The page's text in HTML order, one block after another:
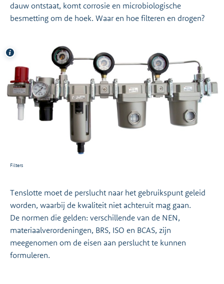
dauw ontstaat, komt corrosie en microbiologische
besmetting om de hoek. Waar en hoe filteren en drogen?
Filters
Tenslotte moet de perslucht naar het gebruikspunt geleid
worden, waarbij de kwaliteit niet achteruit mag gaan.
De normen die gelden: verschillende van de NEN,
materiaalverordeningen, BRS, ISO en BCAS, zijn
meegenomen om de eisen aan perslucht te kunnen
formuleren.